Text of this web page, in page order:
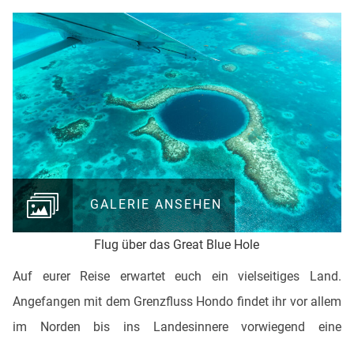
Flug über das Great Blue Hole
GALERIE ANSEHEN
Auf eurer Reise erwartet euch ein vielseitiges Land.
Angefangen mit dem Grenzfluss Hondo findet ihr vor allem
im Norden bis ins Landesinnere vorwiegend eine